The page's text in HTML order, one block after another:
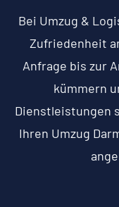
Bei Umzug &
Zufriedenheit
Anfrage bis zur
kümmern
Dienstleistungen
Ihren Umzug